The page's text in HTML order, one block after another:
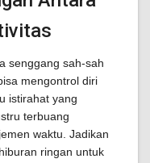
senggang sah-sah
mengontrol diri
istirahat yang
terbuang
waktu. Jadikan
ringan untuk